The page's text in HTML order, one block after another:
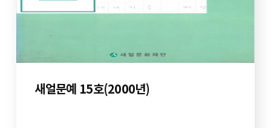
새얼문예 15호(2000년)